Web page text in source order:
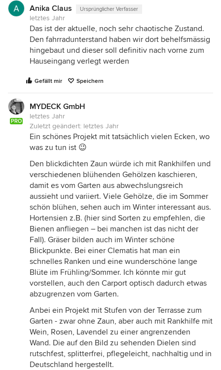
Anika Claus Ursprünglicher Verfasser
letztes Jahr
Das ist der aktuelle, noch sehr chaotische Zustand.
Den fahrradunterstand haben wir dort behelfsmässig
hingebaut und dieser soll definitiv nach vorne zum
Hauseingang verlegt werden
Gefällt mir Speichern
PRO
MYDECK GmbH
letztes Jahr
Zuletzt geändert: letztes Jahr
Ein schönes Projekt mit tatsächlich vielen Ecken, wo
was zu tun ist 😉
Den blickdichten Zaun würde ich mit Rankhilfen und
verschiedenen blühenden Gehölzen kaschieren,
damit es vom Garten aus abwechslungsreich
aussieht und variiert. Viele Gehölze, die im Sommer
schön blühen, sehen auch im Winter interessant aus.
Hortensien z.B. (hier sind Sorten zu empfehlen, die
Bienen anfliegen – bei manchen ist das nicht der
Fall). Gräser bilden auch im Winter schöne
Blickpunkte. Bei einer Clematis hat man ein
schnelles Ranken und eine wunderschöne lange
Blüte im Frühling/Sommer. Ich könnte mir gut
vorstellen, auch den Carport optisch dadurch etwas
abzugrenzen vom Garten.
Anbei ein Projekt mit Stufen von der Terrasse zum
Garten - zwar ohne Zaun, aber auch mit Rankhilfe mit
Wein, Rosen, Lavendel zu einer angrenzenden
Wand. Die auf den Bild zu sehenden Dielen sind
rutschfest, splitterfrei, pflegeleicht, nachhaltig und in
Deutschland hergestellt.